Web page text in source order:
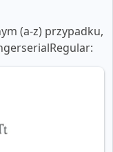
(a-z) przypadku,